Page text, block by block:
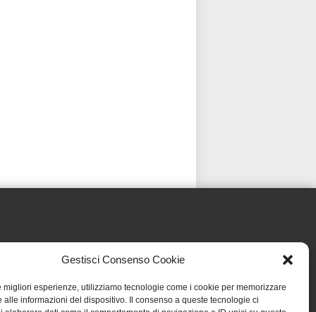
Gestisci Consenso Cookie
migliori esperienze, utilizziamo tecnologie come i cookie per memorizzare
alle informazioni del dispositivo. Il consenso a queste tecnologie ci